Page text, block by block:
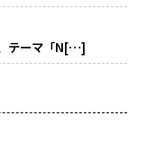
テーマ「N[…]